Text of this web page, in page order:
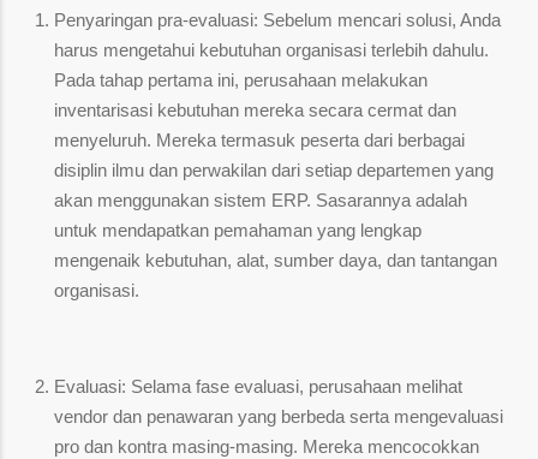
Penyaringan pra-evaluasi: Sebelum mencari solusi, Anda
harus mengetahui kebutuhan organisasi terlebih dahulu.
Pada tahap pertama ini, perusahaan melakukan
inventarisasi kebutuhan mereka secara cermat dan
menyeluruh. Mereka termasuk peserta dari berbagai
disiplin ilmu dan perwakilan dari setiap departemen yang
akan menggunakan sistem ERP. Sasarannya adalah
untuk mendapatkan pemahaman yang lengkap
mengenaik kebutuhan, alat, sumber daya, dan tantangan
organisasi.
Evaluasi: Selama fase evaluasi, perusahaan melihat
vendor dan penawaran yang berbeda serta mengevaluasi
pro dan kontra masing-masing. Mereka mencocokkan